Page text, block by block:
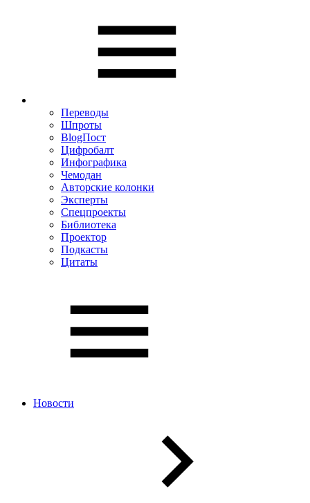
Переводы
Шпроты
BlogПост
Цифробалт
Инфографика
Чемодан
Авторские колонки
Эксперты
Спецпроекты
Библиотека
Проектор
Подкасты
Цитаты
Новости